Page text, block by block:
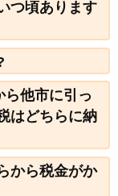
つ頃あります
他市に引っ
はどちらに納
から税金がか